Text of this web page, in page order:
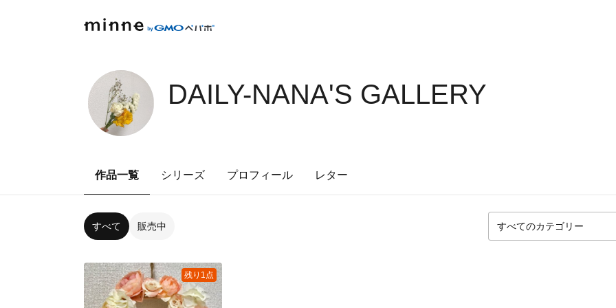
DAILY-NANA'S GALLERY
作品一覧 シリーズ プロフィール レター
すべて 販売中
残り1点